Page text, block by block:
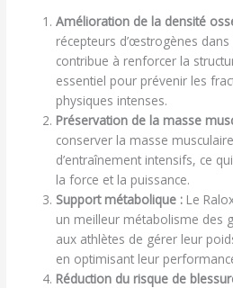
Amélioration de la densité
récepteurs d’œstrogènes
contribue à renforcer la
essentiel pour prévenir les
physiques intenses.
Préservation de la masse
conserver la masse
d’entraînement intensifs, ce
la force et la puissance.
Support métabolique : Le
un meilleur métabolisme des
aux athlètes de gérer leur
en optimisant leur
Réduction du risque de